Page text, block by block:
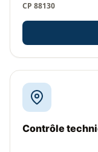
CP 88130
Contrôle